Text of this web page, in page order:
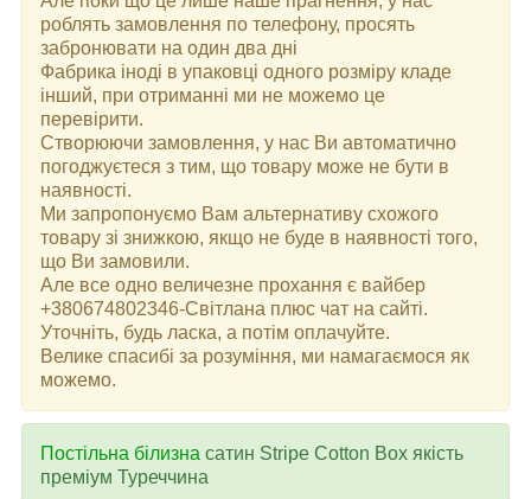
роблять замовлення по телефону, просять
забронювати на один два дні
Фабрика іноді в упаковці одного розміру кладе
інший, при отриманні ми не можемо це
перевірити.
Створюючи замовлення, у нас Ви автоматично
погоджуєтеся з тим, що товару може не бути в
наявності.
Ми запропонуємо Вам альтернативу схожого
товару зі знижкою, якщо не буде в наявності того,
що Ви замовили.
Але все одно величезне прохання є вайбер
+380674802346-Світлана плюс чат на сайті.
Уточніть, будь ласка, а потім оплачуйте.
Велике спасибі за розуміння, ми намагаємося як
можемо.
Постільна білизна сатин Stripe Cotton Box якість
преміум Туреччина